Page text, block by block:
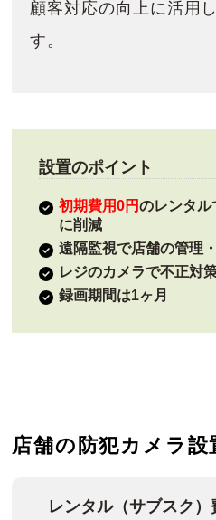
顧客対応の向上に活用
す。
設置のポイント
初期費用0円のレンタル
に削減
遠隔監視で店舗の管理
レジのカメラで不正対
録画期間は1ヶ月
店舗の防犯カメラ設
レンタル（サブスク